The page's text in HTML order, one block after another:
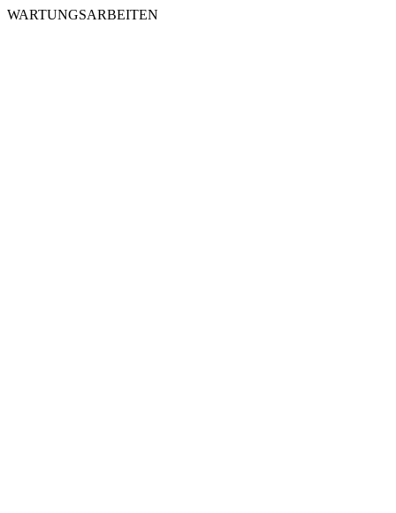
WARTUNGSARBEITEN